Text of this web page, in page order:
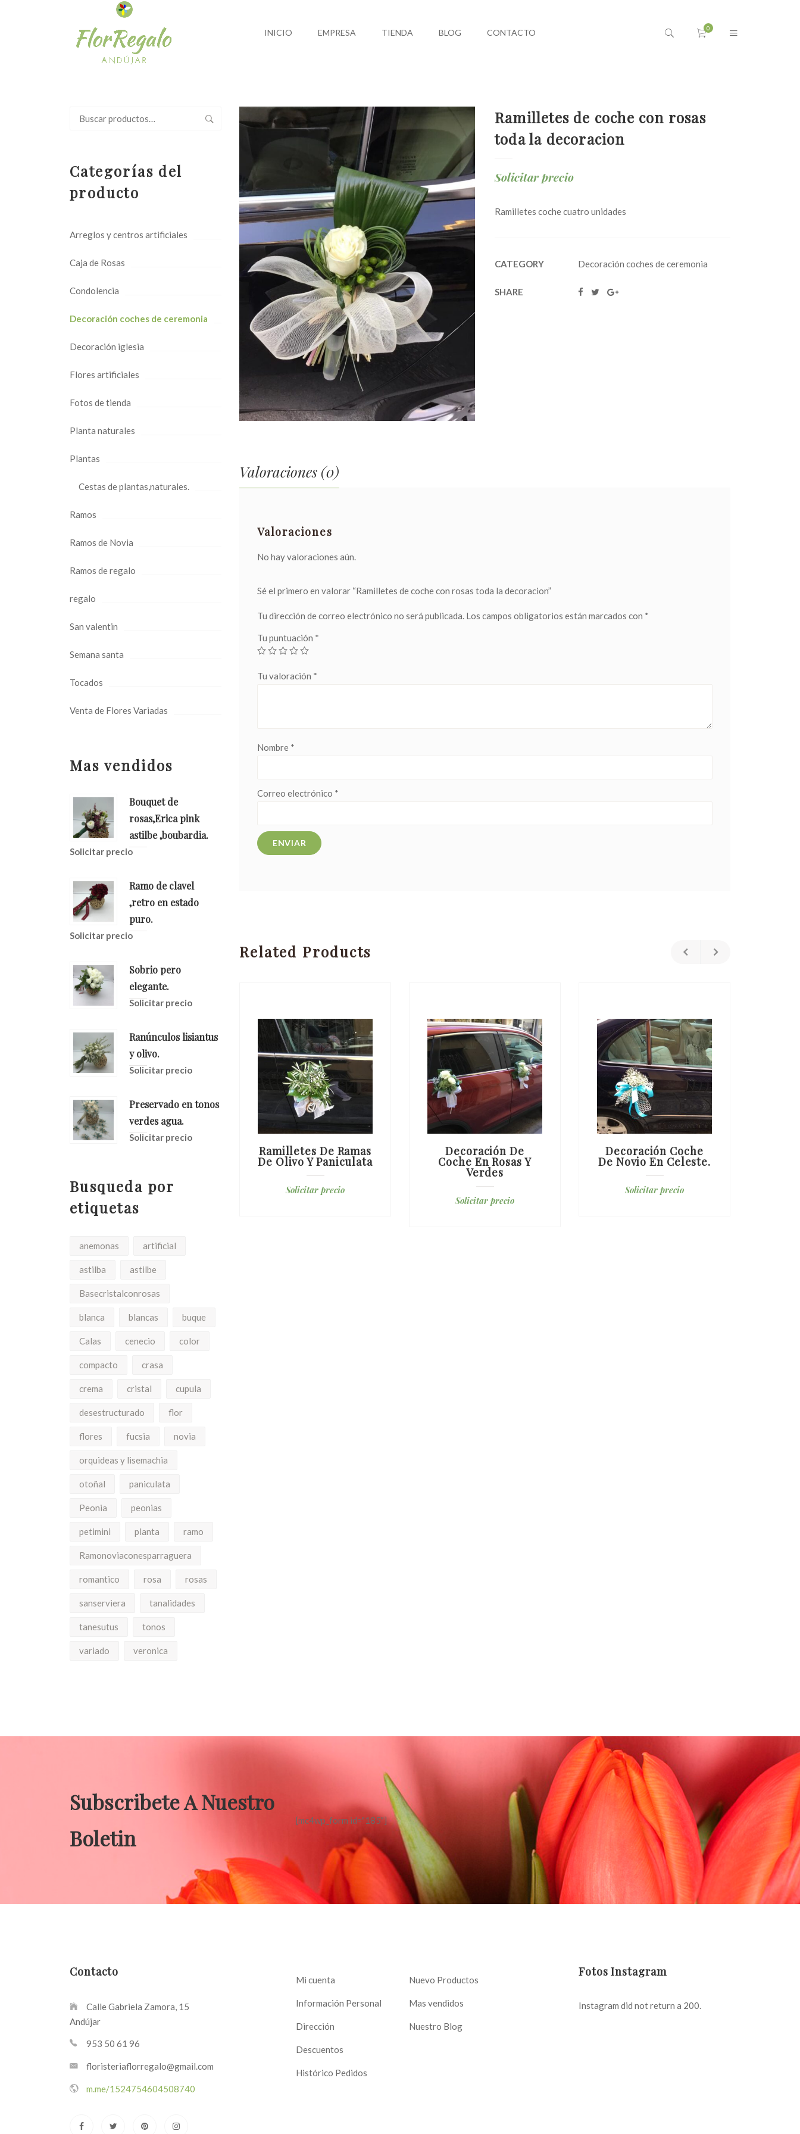
INICIO EMPRESA TIENDA BLOG CONTACTO
Buscar
Categorías del
producto
Arreglos y centros artificiales
Caja de Rosas
Condolencia
Decoración coches de ceremonia
Decoración iglesia
Flores artificiales
Fotos de tienda
Planta naturales
Plantas
Cestas de plantas,naturales.
Ramos
Ramos de Novia
Ramos de regalo
regalo
San valentin
Semana santa
Tocados
Venta de Flores Variadas
Mas vendidos
Bouquet de
rosas,Erica pink
astilbe ,boubardia.
Solicitar precio
Ramo de clavel
,retro en estado
puro.
Solicitar precio
Sobrio pero
elegante.
Solicitar precio
Ranúnculos lisiantus
y olivo.
Solicitar precio
Preservado en tonos
verdes agua.
Solicitar precio
Busqueda por
etiquetas
anemonas artificial
astilba astilbe
Basecristalconrosas
blanca blancas buque
Calas cenecio color
compacto crasa
crema cristal cupula
desestructurado flor
flores fucsia novia
orquideas y lisemachia
otoñal paniculata
Peonia peonias
petimini planta ramo
Ramonoviaconesparraguera
romantico rosa rosas
sanserviera tanalidades
tanesutus tonos
variado veronica
Ramilletes de coche con rosas
toda la decoracion
Solicitar precio
Ramilletes coche cuatro unidades
CATEGORY Decoración coches de ceremonia
SHARE
Valoraciones (0)
Valoraciones
No hay valoraciones aún.
Sé el primero en valorar “Ramilletes de coche con rosas toda la decoracion”
Tu dirección de correo electrónico no será publicada. Los campos obligatorios están marcados con *
Tu puntuación *
Tu valoración *
Nombre *
Correo electrónico *
Related Products
Solicitar precio
Ramilletes De Ramas
De Olivo Y Paniculata
Solicitar precio
Decoración De
Coche En Rosas Y
Verdes
Solicitar precio
Decoración Coche
De Novio En Celeste.
Solicitar precio
Subscribete A Nuestro
Boletin
[mc4wp_form id="185"]
Contacto
Calle Gabriela Zamora, 15
Andújar
953 50 61 96
floristeriaflorregalo@gmail.com
m.me/1524754604508740
Mi cuenta
Información Personal
Dirección
Descuentos
Histórico Pedidos
Nuevo Productos
Mas vendidos
Nuestro Blog
Fotos Instagram
Instagram did not return a 200.